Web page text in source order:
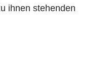
ihnen stehenden